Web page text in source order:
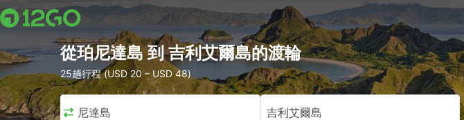
從珀尼達島 到 吉利艾爾島的渡輪
25趟行程 (USD 20 – USD 48)
珀尼達島 吉利艾爾島